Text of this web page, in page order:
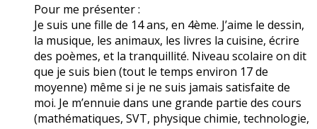
Pour me présenter :
Je suis une fille de 14 ans, en 4ème. J’aime le dessin,
la musique, les animaux, les livres la cuisine, écrire
des poèmes, et la tranquillité. Niveau scolaire on dit
que je suis bien (tout le temps environ 17 de
moyenne) même si je ne suis jamais satisfaite de
moi. Je m’ennuie dans une grande partie des cours
(mathématiques, SVT, physique chimie, technologie,